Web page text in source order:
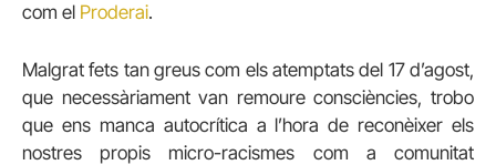
com el Proderai.
Malgrat fets tan greus com els atemptats del 17 d’agost,
que necessàriament van remoure consciències, trobo
que ens manca autocrítica a l’hora de reconèixer els
nostres propis micro-racismes com a comunitat